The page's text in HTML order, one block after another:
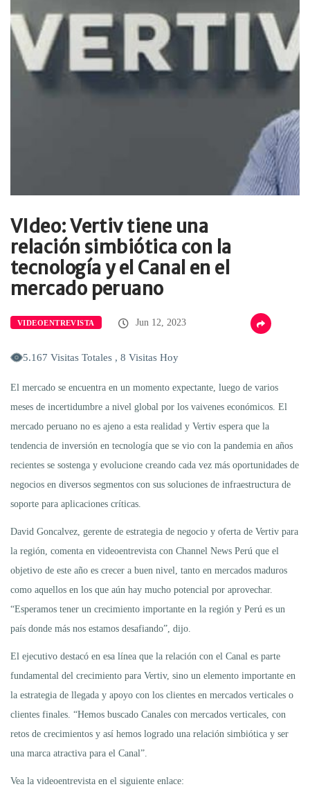
VIdeo: Vertiv tiene una
relación simbiótica con la
tecnología y el Canal en el
mercado peruano
VIDEOENTREVISTA Jun 12, 2023
5.167 Visitas Totales , 8 Visitas Hoy
El mercado se encuentra en un momento expectante, luego de varios
meses de incertidumbre a nivel global por los vaivenes económicos. El
mercado peruano no es ajeno a esta realidad y Vertiv espera que la
tendencia de inversión en tecnología que se vio con la pandemia en años
recientes se sostenga y evolucione creando cada vez más oportunidades de
negocios en diversos segmentos con sus soluciones de infraestructura de
soporte para aplicaciones críticas.
David Goncalvez, gerente de estrategia de negocio y oferta de Vertiv para
la región, comenta en videoentrevista con Channel News Perú que el
objetivo de este año es crecer a buen nivel, tanto en mercados maduros
como aquellos en los que aún hay mucho potencial por aprovechar.
“Esperamos tener un crecimiento importante en la región y Perú es un
país donde más nos estamos desafiando”, dijo.
El ejecutivo destacó en esa línea que la relación con el Canal es parte
fundamental del crecimiento para Vertiv, sino un elemento importante en
la estrategia de llegada y apoyo con los clientes en mercados verticales o
clientes finales. “Hemos buscado Canales con mercados verticales, con
retos de crecimientos y así hemos logrado una relación simbiótica y ser
una marca atractiva para el Canal”.
Vea la videoentrevista en el siguiente enlace: